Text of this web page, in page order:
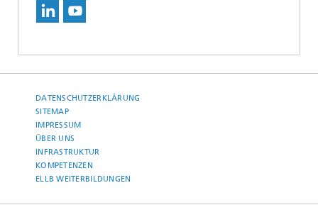
DATENSCHUTZERKLÄRUNG
SITEMAP
IMPRESSUM
ÜBER UNS
INFRASTRUKTUR
KOMPETENZEN
ELLB WEITERBILDUNGEN